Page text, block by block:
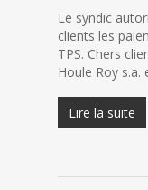
Le syndic
clients les
TPS. Chers
Houle Roy
Lire la suite